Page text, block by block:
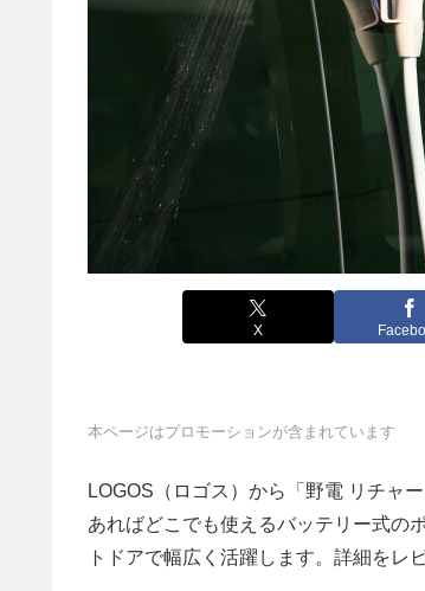
X
本ページはプロモーションが含まれています
LOGOS（ロゴス）から「野電 リチャ
あればどこでも使えるバッテリー式の
トドアで幅広く活躍します。詳細をレ